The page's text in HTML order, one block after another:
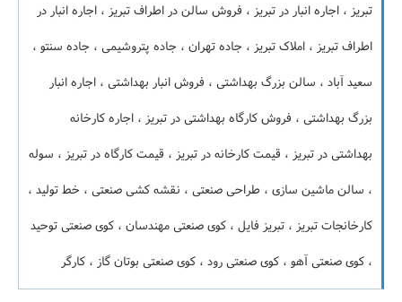
تبریز ، اجاره انبار در تبریز ، فروش سالن در اطراف تبریز ، اجاره انبار در
اطراف تبریز ، املاک تبریز ، جاده تهران ، جاده پتروشیمی ، جاده سنتو ،
سعید آباد ، سالن بزرگ بهداشتی ، فروش انبار بهداشتی ، اجاره انبار
بزرگ بهداشتی ، فروش کارگاه بهداشتی در تبریز ، اجاره کارخانه
بهداشتی در تبریز ، قیمت کارخانه در تبریز ، قیمت کارگاه در تبریز ، سوله
، سالن ماشین سازی ، طراحی صنعتی ، نقشه کشی صنعتی ، خط تولید ،
کارخانجات تبریز ، تبریز فایل ، کوی صنعتی مهندسان ، کوی صنعتی توحید
، کوی صنعتی آهو ، کوی صنعتی رود ، کوی صنعتی بوتان گاز ، کارگر